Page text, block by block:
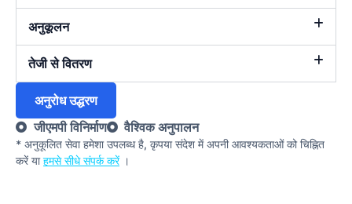
अनुकूलन
तेजी से वितरण
अनुरोध उद्धरण
जीएमपी विनिर्माण
वैश्विक अनुपालन
* अनुकूलित सेवा हमेशा उपलब्ध है, कृपया संदेश में अपनी आवश्यकताओं को चिह्नित
करें याहमसे सीधे संपर्क करें।